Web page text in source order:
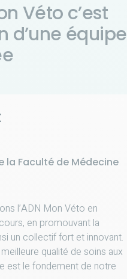
Véto c’est
d’une équipe
la Faculté de Médecine
l’ADN Mon Véto en
en promouvant la
un collectif fort et innovant.
qualité de soins aux
est le fondement de notre